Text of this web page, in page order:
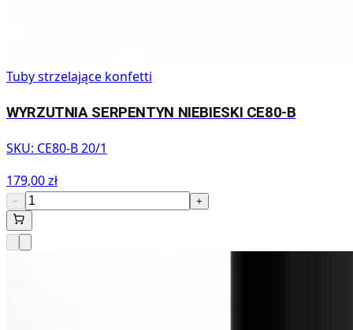
Tuby strzelające konfetti
WYRZUTNIA SERPENTYN NIEBIESKI CE80-B
SKU: CE80-B 20/1
179,00 zł
− +